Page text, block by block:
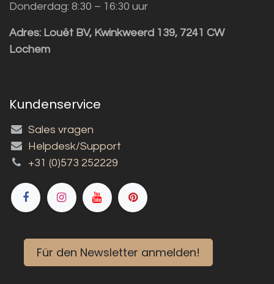
Donderdag: 8:30 – 16:30 uur
Adres: Louët BV, Kwinkweerd 139, 7241 CW
Lochem
Kundenservice
Sales vragen
Helpdesk/Support
+31 (0)573 252229
Für den Newsletter anmelden!